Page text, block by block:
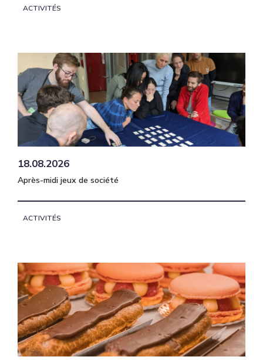
ACTIVITÉS
18.08.2026
Après-midi jeux de société
ACTIVITÉS